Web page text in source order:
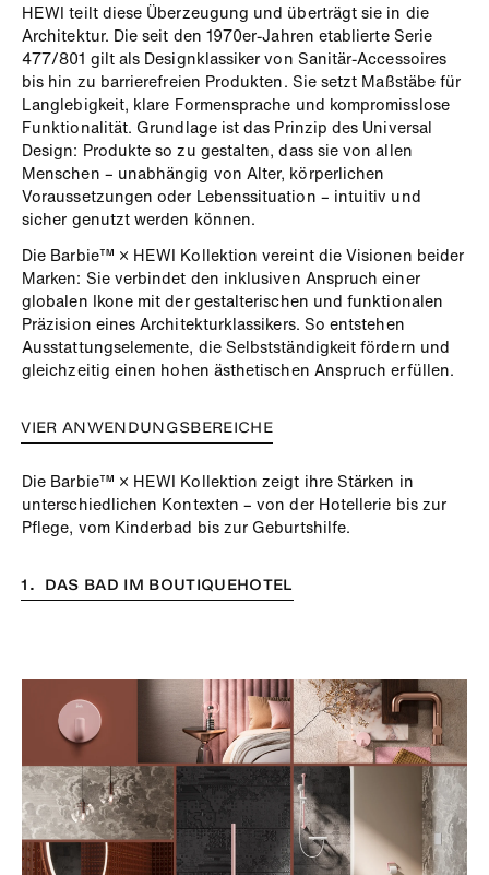
HEWI teilt diese Überzeugung und überträgt sie in die
Architektur. Die seit den 1970er-Jahren etablierte Serie
477/801 gilt als Designklassiker von Sanitär-Accessoires
bis hin zu barrierefreien Produkten. Sie setzt Maßstäbe für
Langlebigkeit, klare Formensprache und kompromisslose
Funktionalität. Grundlage ist das Prinzip des Universal
Design: Produkte so zu gestalten, dass sie von allen
Menschen – unabhängig von Alter, körperlichen
Voraussetzungen oder Lebenssituation – intuitiv und
sicher genutzt werden können.
Die Barbie™ × HEWI Kollektion vereint die Visionen beider
Marken: Sie verbindet den inklusiven Anspruch einer
globalen Ikone mit der gestalterischen und funktionalen
Präzision eines Architekturklassikers. So entstehen
Ausstattungselemente, die Selbstständigkeit fördern und
gleichzeitig einen hohen ästhetischen Anspruch erfüllen.
VIER ANWENDUNGSBEREICHE
Die Barbie™ × HEWI Kollektion zeigt ihre Stärken in
unterschiedlichen Kontexten – von der Hotellerie bis zur
Pflege, vom Kinderbad bis zur Geburtshilfe.
1. DAS BAD IM BOUTIQUEHOTEL